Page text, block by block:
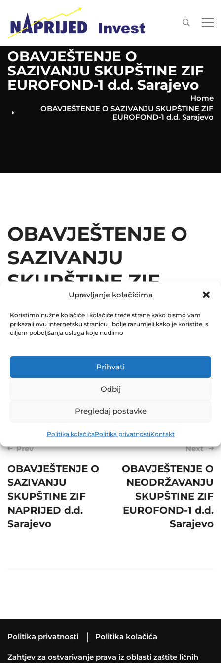
Upravljanje kolačićima
Koristimo nužne kolačiće i kolačiće treće strane kako bismo vam
prikazali ovu internetsku stranicu i bolje razumjeli kako je koristite, s
ciljem poboljšanja usluga koje nudimo
Prihvati
Odbij
Pregledaj postavke
Politika kolačićaPolitika privatnostiKontakt
OBAVJEŠTENJE O
SAZIVANJU SKUPŠTINE ZIF
EUROFOND-1 d.d. Sarajevo
Home
OBAVJEŠTENJE O SAZIVANJU SKUPŠTINE ZIF
EUROFOND-1 d.d. Sarajevo
OBAVJEŠTENJE O
SAZIVANJU
SKUPŠTINE ZIF
EUROFOND-1 d.d.
Sarajevo
0 Comments
Post
navigation
Prev
OBAVJEŠTENJE O
SAZIVANJU
SKUPŠTINE ZIF
NAPRIJED d.d.
Sarajevo
Next
OBAVJEŠTENJE O
NEODRŽAVANJU
SKUPŠTINE ZIF
EUROFOND-1 d.d.
Sarajevo
Politika privatnosti Politika kolačića
Zahtjev za ostvarivanje prava iz oblasti zaštite ličnih